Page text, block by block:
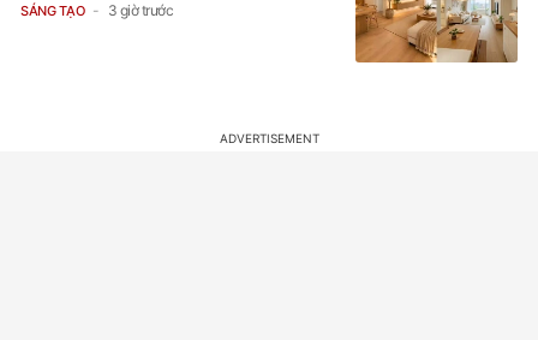
SÁNG TẠO 3 giờ trước